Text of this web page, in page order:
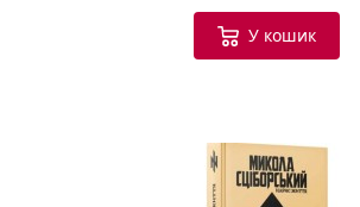
У кошик